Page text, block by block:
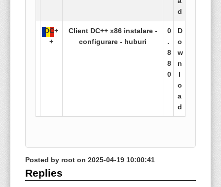
d
DC+
+
Client DC++ x86 instalare -
configurare - huburi
0
.
8
8
0
D
o
w
n
l
o
a
d
Posted by root on 2025-04-19 10:00:41
Replies